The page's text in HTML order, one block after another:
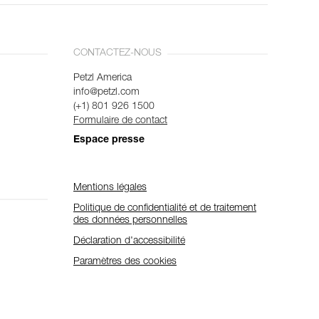
CONTACTEZ-NOUS
Petzl America
info@petzl.com
(+1) 801 926 1500
Formulaire de contact
Espace presse
Mentions légales
Politique de confidentialité et de traitement
des données personnelles
Déclaration d'accessibilité
Paramètres des cookies